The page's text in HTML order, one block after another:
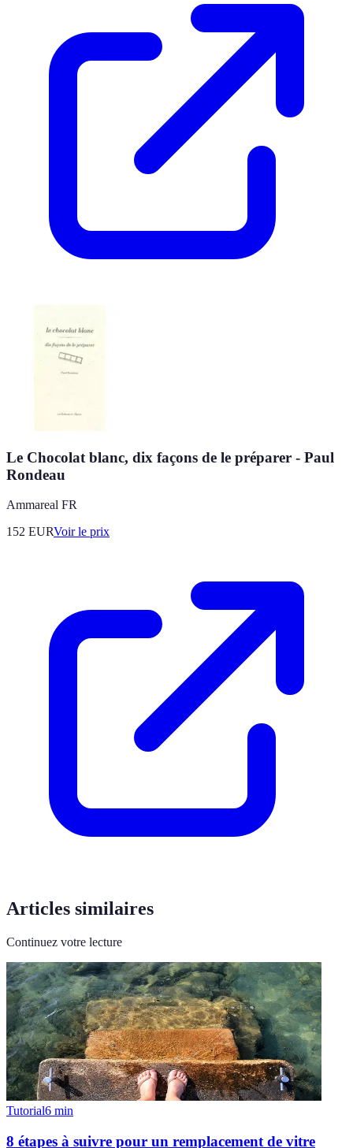
Le Chocolat blanc, dix façons de le préparer - Paul
Rondeau
Ammareal FR
152 EURVoir le prix
Articles similaires
Continuez votre lecture
Tutorial6 min
8 étapes à suivre pour un remplacement de vitre